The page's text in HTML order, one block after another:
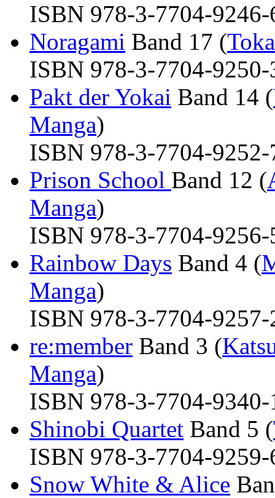
ISBN 978-3-7704-9246-
Noragami Band 17 (
ISBN 978-3-7704-9250-
Pakt der Yokai Band 14 (
Manga)
ISBN 978-3-7704-9252-
Prison School Band 12 (
Manga)
ISBN 978-3-7704-9256-
Rainbow Days Band 4 (
Manga)
ISBN 978-3-7704-9257-
re:member Band 3 (
Manga)
ISBN 978-3-7704-9340-
Shinobi Quartet Band 5 (
ISBN 978-3-7704-9259-
Snow White & Alice